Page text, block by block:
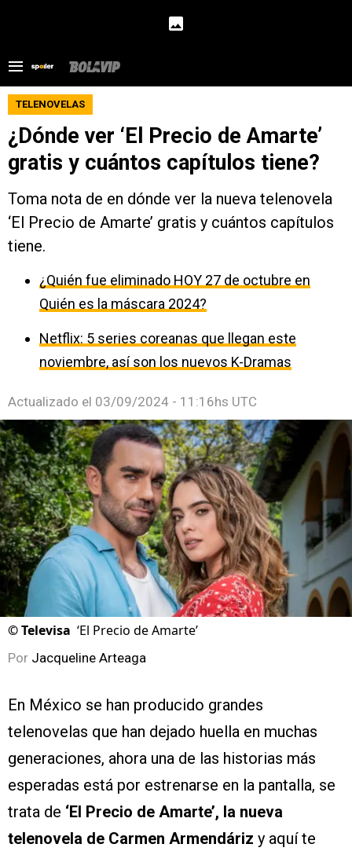
TELENOVELAS
¿Dónde ver ‘El Precio de Amarte’
gratis y cuántos capítulos tiene?
Toma nota de en dónde ver la nueva telenovela
‘El Precio de Amarte’ gratis y cuántos capítulos
tiene.
¿Quién fue eliminado HOY 27 de octubre en
Quién es la máscara 2024?
Netflix: 5 series coreanas que llegan este
noviembre, así son los nuevos K-Dramas
Actualizado el 03/09/2024 - 11:16hs UTC
©Televisa ‘El Precio de Amarte’
Por Jacqueline Arteaga
En México se han producido grandes
telenovelas que han dejado huella en muchas
generaciones, ahora una de las historias más
esperadas está por estrenarse en la pantalla, se
trata de ‘El Precio de Amarte’, la nueva
telenovela de Carmen Armendáriz y aquí te